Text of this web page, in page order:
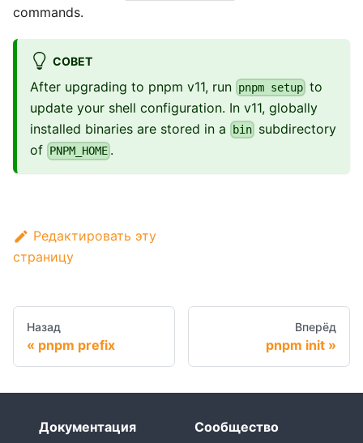
commands.
СОВЕТ
After upgrading to pnpm v11, run pnpm setup to
update your shell configuration. In v11, globally
installed binaries are stored in a
bin subdirectory
of PNPM_HOME .
Редактировать эту
страницу
Назад
pnpm prefix
Вперёд
pnpm init
Документация Сообщество